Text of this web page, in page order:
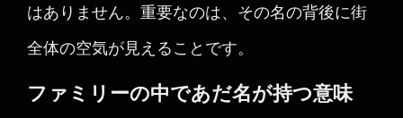
はありません。重要なのは、その名の背後に街
全体の空気が見えることです。
ファミリーの中であだ名が持つ意味